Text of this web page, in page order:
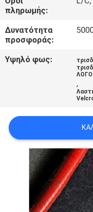
ΑΠΌΣΠΑΣΜΑ
SITEMAP
πληρωμής:
Δυνατότητα
προσφοράς:
Υψηλό φως:
,